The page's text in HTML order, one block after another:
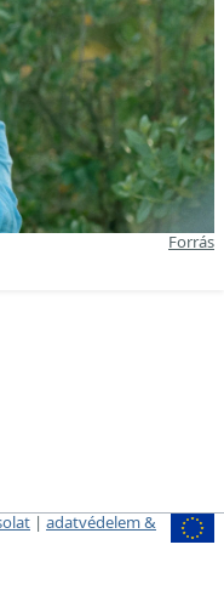
Forrás
| adatvédelem &